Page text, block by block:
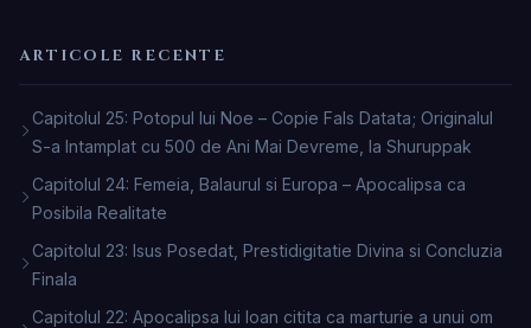
ARTICOLE RECENTE
Capitolul 25: Potopul lui Noe – Copie Fals Datata; Originalul
S-a Intamplat cu 500 de Ani Mai Devreme, la Shuruppak
Capitolul 24: Femeia, Balaurul si Europa – Apocalipsa ca
Posibila Realitate
Capitolul 23: Isus Posedat, Prestidigitatie Divina si Concluzia
Finala
Capitolul 22: Apocalipsa lui Ioan citita ca marturie a unui om